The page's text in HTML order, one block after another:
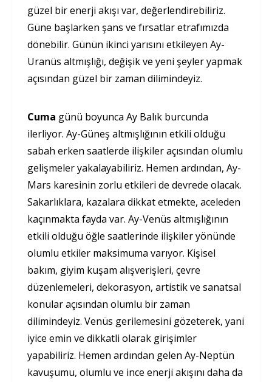
güzel bir enerji akışı var, değerlendirebiliriz.
Güne başlarken şans ve fırsatlar etrafımızda
dönebilir. Günün ikinci yarısını etkileyen Ay-
Uranüs altmışlığı, değişik ve yeni şeyler yapmak
açısından güzel bir zaman dilimindeyiz.
Cuma günü boyunca Ay Balık burcunda
ilerliyor. Ay-Güneş altmışlığının etkili olduğu
sabah erken saatlerde ilişkiler açısından olumlu
gelişmeler yakalayabiliriz. Hemen ardından, Ay-
Mars karesinin zorlu etkileri de devrede olacak.
Sakarlıklara, kazalara dikkat etmekte, aceleden
kaçınmakta fayda var. Ay-Venüs altmışlığının
etkili olduğu öğle saatlerinde ilişkiler yönünde
olumlu etkiler maksimuma varıyor. Kişisel
bakım, giyim kuşam alışverişleri, çevre
düzenlemeleri, dekorasyon, artistik ve sanatsal
konular açısından olumlu bir zaman
dilimindeyiz. Venüs gerilemesini gözeterek, yani
iyice emin ve dikkatli olarak girişimler
yapabiliriz. Hemen ardından gelen Ay-Neptün
kavuşumu, olumlu ve ince enerji akışını daha da